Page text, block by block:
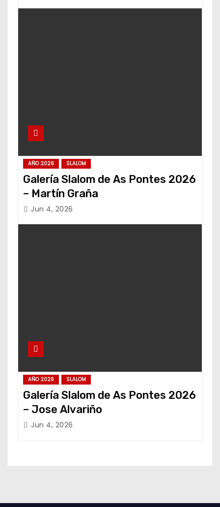
AÑO 2026 SLALOM
Galería Slalom de As Pontes 2026
– Martín Graña
Jun 4, 2026
AÑO 2026 SLALOM
Galería Slalom de As Pontes 2026
– Jose Alvariño
Jun 4, 2026